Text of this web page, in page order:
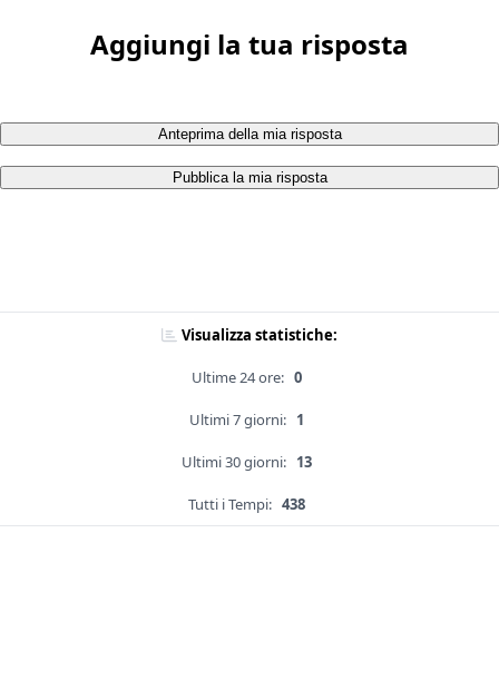
Aggiungi la tua risposta
Anteprima della mia risposta
Pubblica la mia risposta
Visualizza statistiche:
Ultime 24 ore: 0
Ultimi 7 giorni: 1
Ultimi 30 giorni: 13
Tutti i Tempi: 438